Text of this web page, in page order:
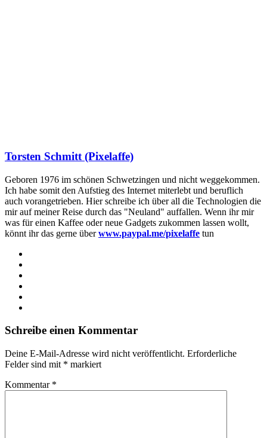
Torsten Schmitt (Pixelaffe)
Geboren 1976 im schönen Schwetzingen und nicht weggekommen.
Ich habe somit den Aufstieg des Internet miterlebt und beruflich
auch vorangetrieben. Hier schreibe ich über all die Technologien die
mir auf meiner Reise durch das "Neuland" auffallen. Wenn ihr mir
was für einen Kaffee oder neue Gadgets zukommen lassen wollt,
könnt ihr das gerne überwww.paypal.me/pixelaffe tun
Schreibe einen Kommentar
Deine E-Mail-Adresse wird nicht veröffentlicht. Erforderliche
Felder sind mit * markiert
Kommentar *